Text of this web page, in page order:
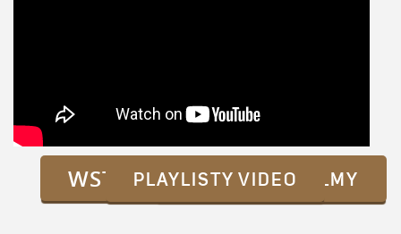
WSTECZ WSZYSTKIE FILMY
PLAYLISTY VIDEO